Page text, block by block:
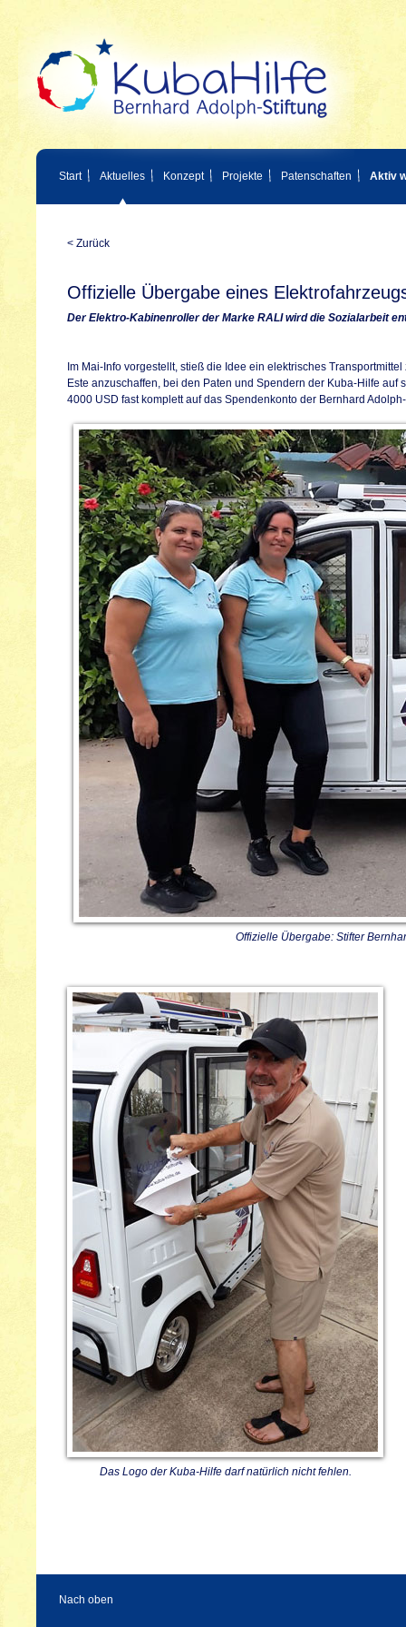
Start Aktuelles Konzept Projekte Patenschaften Aktiv
< Zurück
Offizielle Übergabe eines
Der Elektro-Kabinenroller der Marke RALI wird die Sozialarbeit
Im Mai-Info vorgestellt, stieß die Idee ein elektrisches
Este anzuschaffen, bei den Paten und Spendern der Kuba-Hilfe
4000 USD fast komplett auf das Spendenkonto der Bernhard
Offizielle Übergabe: Stifter
Das Logo der Kuba-Hilfe darf natürlich nicht fehlen.
Nach oben